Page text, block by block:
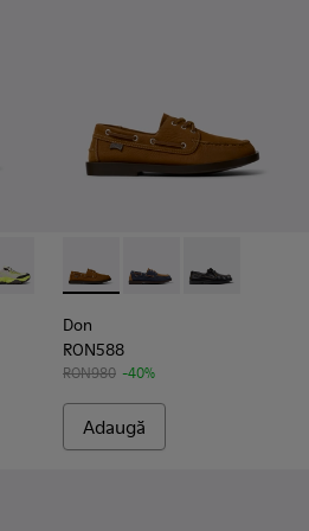
Pantofi sport maro din materiale
009 - Pantofi sport albi din
008
2 - K101069-003
Karst 2 - K101069-002
Karst 2 - K101069-001
Don - K101013-005 -
Don - K101013-006
Don -
Don
RON588
RON980 -40%
Adaugă